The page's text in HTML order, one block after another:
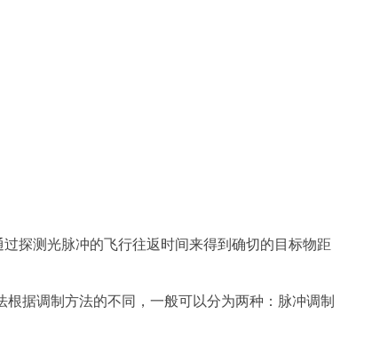
探测光脉冲的飞行往返时间来得到确切的目标物距
据调制方法的不同，一般可以分为两种：脉冲调制